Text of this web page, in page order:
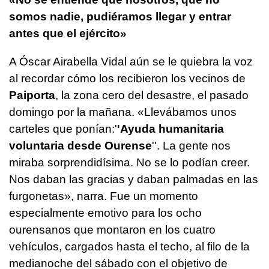
somos nadie, pudiéramos llegar y entrar
antes que el ejército»
A Óscar Airabella Vidal aún se le quiebra la voz
al recordar cómo los recibieron los vecinos de
Paiporta, la zona cero del desastre, el pasado
domingo por la mañana. «Llevábamos unos
carteles que ponían:''Ayuda humanitaria
voluntaria desde Ourense''. La gente nos
miraba sorprendidísima. No se lo podían creer.
Nos daban las gracias y daban palmadas en las
furgonetas», narra. Fue un momento
especialmente emotivo para los ocho
ourensanos que montaron en los cuatro
vehículos, cargados hasta el techo, al filo de la
medianoche del sábado con el objetivo de